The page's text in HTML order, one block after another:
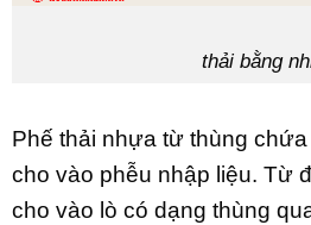
Khử
thải bằng
Phế thải nhựa từ thùng
cho vào phễu nhập liệu. Từ
cho vào lò có dạng thùng